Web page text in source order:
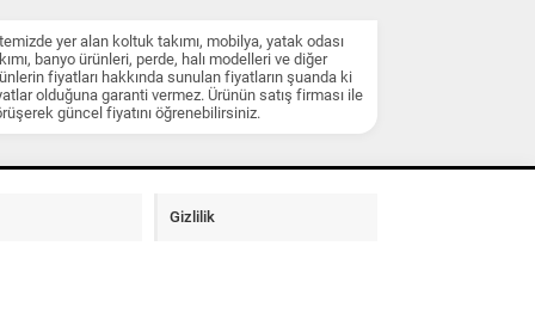
yer alan koltuk takımı, mobilya, yatak odası
banyo ürünleri, perde, halı modelleri ve diğer
fiyatları hakkında sunulan fiyatların şuanda ki
olduğuna garanti vermez. Ürünün satış firması ile
güncel fiyatını öğrenebilirsiniz.
Gizlilik